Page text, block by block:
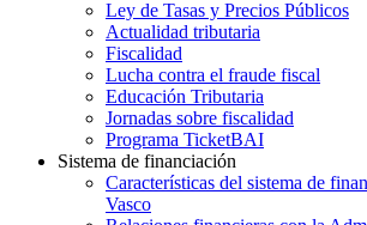
Ley de Tasas y Precios Públicos
Actualidad tributaria
Fiscalidad
Lucha contra el fraude fiscal
Educación Tributaria
Jornadas sobre fiscalidad
Programa TicketBAI
Sistema de financiación
Características del sistema de
Vasco